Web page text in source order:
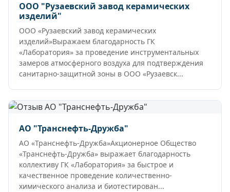
ООО "Рузаевский завод керамических
изделий"
ООО «Рузаевский завод керамических
изделий»Выражаем благодарность ГК
«Лаборатория» за проведение инструментальных
замеров атмосферного воздуха для подтверждения
санитарно-защитной зоны в ООО «Рузаевск...
АО "Транснефть-Дружба"
АО «Транснефть-Дружба»Акционерное Общество
«Транснефть-Дружба» выражает благодарность
коллективу ГК «Лаборатория» за быстрое и
качественное проведение количественно-
химического анализа и биотестирован...